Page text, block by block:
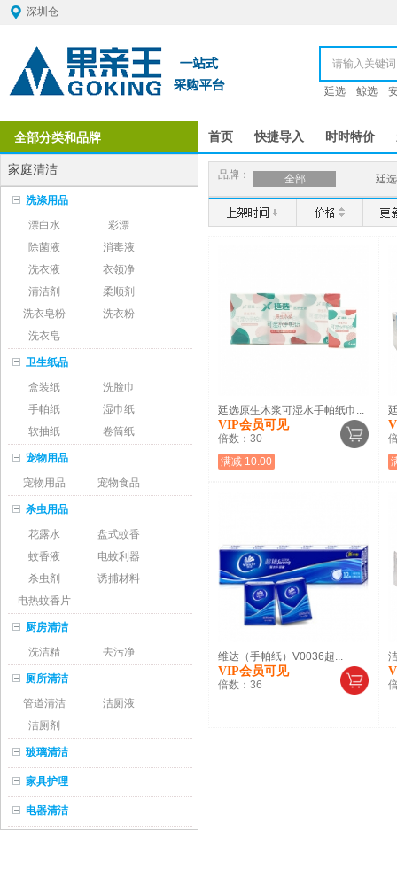
深圳仓
廷选 鲸选
全部分类和品牌 首页 快捷导入 时时特价
家庭清洁
洗涤用品
漂白水
彩漂
除菌液
消毒液
洗衣液
衣领净
清洁剂
柔顺剂
洗衣皂粉
洗衣粉
洗衣皂
卫生纸品
盒装纸
洗脸巾
手帕纸
湿巾纸
软抽纸
卷筒纸
宠物用品
宠物用品
宠物食品
杀虫用品
花露水
盘式蚊香
蚊香液
电蚊利器
杀虫剂
诱捕材料
电热蚊香片
厨房清洁
洗洁精
去污净
厕所清洁
管道清洁
洁厕液
洁厕剂
玻璃清洁
家具护理
电器清洁
品牌： 全部 廷选
廷选原生木浆可湿水手帕纸巾...
VIP会员可见
倍数： 30
满减 10.00
维达（手帕纸）V0036超...
VIP会员可见
倍数： 36